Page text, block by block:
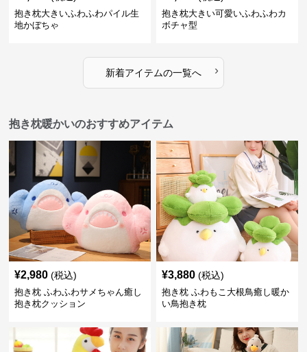
抱き枕大きいふわふわパイル生
地かぼちゃ
抱き枕大きい可愛いふわふわカ
ボチャ型
新着アイテムの一覧へ ›
抱き枕暖かいのおすすめアイテム
¥2,980 (税込)
抱き枕 ふわふわサメちゃん癒し
抱き枕クッション
¥3,880 (税込)
抱き枕 ふわもこ大根鳥癒し暖か
い鳥抱き枕